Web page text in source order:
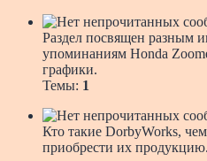
Раздел посвящен разным
упоминаниям Honda
графики.
Темы: 1
Кто такие DorbyWorks,
приобрести их продукцию.